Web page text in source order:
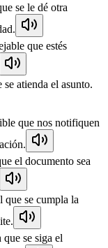
se le dé otra
que estés
atienda el asunto.
que nos notifiquen
el documento sea
que se cumpla la
que se siga el